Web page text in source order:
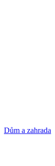
Dům a zahrada